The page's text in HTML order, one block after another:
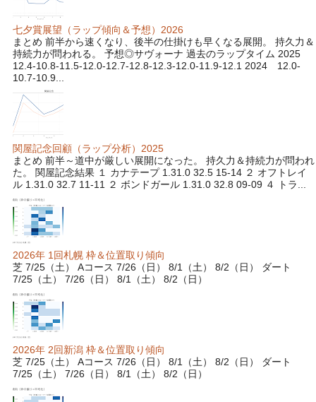
七夕賞展望（ラップ傾向＆予想）2026
まとめ 前半から速くなり、後半の仕掛けも早くなる展開。 持久力＆
持続力が問われる。 予想◎サヴォーナ 過去のラップタイム 2025
12.4-10.8-11.5-12.0-12.7-12.8-12.3-12.0-11.9-12.1 2024 12.0-
10.7-10.9...
関屋記念回顧（ラップ分析）2025
まとめ 前半～道中が厳しい展開になった。 持久力＆持続力が問われ
た。 関屋記念結果 １ カナテープ 1.31.0 32.5 15-14 ２ オフトレイ
ル 1.31.0 32.7 11-11 ２ ボンドガール 1.31.0 32.8 09-09 ４ トラ...
2026年 1回札幌 枠＆位置取り傾向
芝 7/25（土） Aコース 7/26（日） 8/1（土） 8/2（日） ダート
7/25（土） 7/26（日） 8/1（土） 8/2（日）
2026年 2回新潟 枠＆位置取り傾向
芝 7/25（土） Aコース 7/26（日） 8/1（土） 8/2（日） ダート
7/25（土） 7/26（日） 8/1（土） 8/2（日）